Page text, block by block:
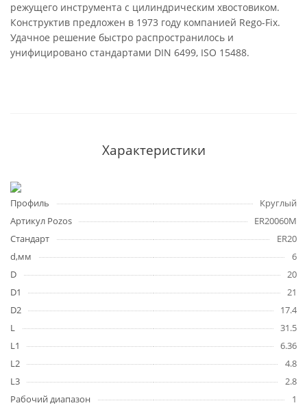
режущего инструмента с цилиндрическим хвостовиком.
Конструктив предложен в 1973 году компанией Rego-Fix.
Удачное решение быстро распространилось и
унифицировано стандартами DIN 6499, ISO 15488.
Характеристики
Профиль
Круглый
Артикул Pozos
ER20060M
Стандарт
ER20
d,мм
6
D
20
D1
21
D2
17.4
L
31.5
L1
6.36
L2
4.8
L3
2.8
Рабочий диапазон
1